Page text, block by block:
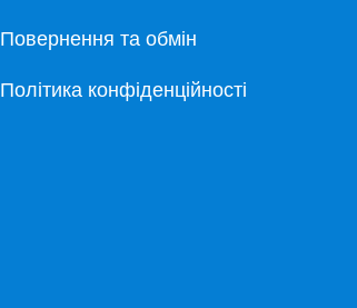
Повернення та обмін
Політика конфіденційності